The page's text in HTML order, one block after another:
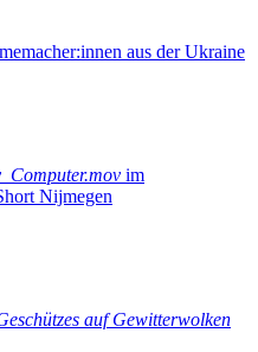
aus der Ukraine
im
Nijmegen
auf Gewitterwolken